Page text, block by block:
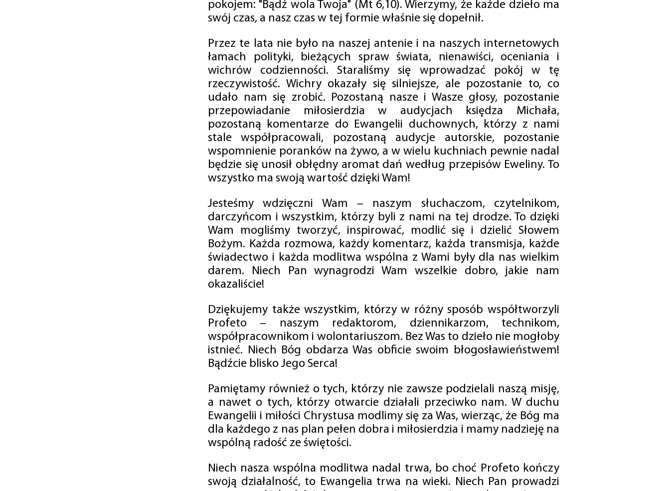
pokojem: "Bądź wola Twoja" (Mt 6,10). Wierzymy, że każde dzieło ma
swój czas, a nasz czas w tej formie właśnie się dopełnił.
Przez te lata nie było na naszej antenie i na naszych internetowych
łamach polityki, bieżących spraw świata, nienawiści, oceniania i
wichrów codzienności. Staraliśmy się wprowadzać pokój w tę
rzeczywistość. Wichry okazały się silniejsze, ale pozostanie to, co
udało nam się zrobić. Pozostaną nasze i Wasze głosy, pozostanie
przepowiadanie miłosierdzia w audycjach księdza Michała,
pozostaną komentarze do Ewangelii duchownych, którzy z nami
stale współpracowali, pozostaną audycje autorskie, pozostanie
wspomnienie poranków na żywo, a w wielu kuchniach pewnie nadal
będzie się unosił obłędny aromat dań według przepisów Eweliny. To
wszystko ma swoją wartość dzięki Wam!
Jesteśmy wdzięczni Wam – naszym słuchaczom, czytelnikom,
darczyńcom i wszystkim, którzy byli z nami na tej drodze. To dzięki
Wam mogliśmy tworzyć, inspirować, modlić się i dzielić Słowem
Bożym. Każda rozmowa, każdy komentarz, każda transmisja, każde
świadectwo i każda modlitwa wspólna z Wami były dla nas wielkim
darem. Niech Pan wynagrodzi Wam wszelkie dobro, jakie nam
okazaliście!
Dziękujemy także wszystkim, którzy w różny sposób współtworzyli
Profeto – naszym redaktorom, dziennikarzom, technikom,
współpracownikom i wolontariuszom. Bez Was to dzieło nie mogłoby
istnieć. Niech Bóg obdarza Was obficie swoim błogosławieństwem!
Bądźcie blisko Jego Serca!
Pamiętamy również o tych, którzy nie zawsze podzielali naszą misję,
a nawet o tych, którzy otwarcie działali przeciwko nam. W duchu
Ewangelii i miłości Chrystusa modlimy się za Was, wierząc, że Bóg ma
dla każdego z nas plan pełen dobra i miłosierdzia i mamy nadzieję na
wspólną radość ze świętości.
Niech nasza wspólna modlitwa nadal trwa, bo choć Profeto kończy
swoją działalność, to Ewangelia trwa na wieki. Niech Pan prowadzi